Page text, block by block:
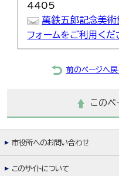
4405
萬鉄五郎記念美術
フォームをご利用くだ
前のページへ戻
このペ
市役所へのお問い合わせ
このサイトについて